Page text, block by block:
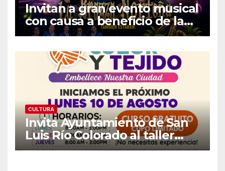
Invitan a gran evento musical
con causa a beneficio de la
Fundación «Ayúdanos a
CULTURA
Invita Ayuntamiento de San
Luis Río Colorado al taller
gratuito «Arte, Color y Tejido»